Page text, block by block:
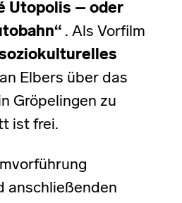
Utopolis – oder
. Als Vorfilm
Elbers über das
Gröpelingen zu
ist frei.
anschließenden